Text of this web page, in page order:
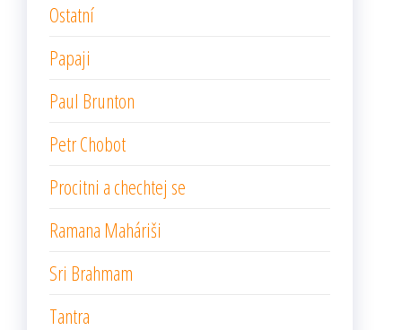
Ostatní
Papaji
Paul Brunton
Petr Chobot
Procitni a chechtej se
Ramana Maháriši
Sri Brahmam
Tantra